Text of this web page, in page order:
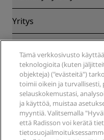
Blog
Kohteet
Tulevat hotellit
Radisson Hotels -sovellus
Sports Approved -hotellit
Perheystävälliset hotellit
Terveys ja turvallisuus
Yhteistyökumppanit
Yritys
Radisson Hotel Group
Media
Työpaikat RHG
Työpaikat PPHE
Työpaikat EHL
The Club by RHG
Kehitysmahdollisuudet
Vastuullinen liiketoiminta
Hankinta
Tietosuojakeskus
Oikeudellinen huomautus
Radisson Rewards -ehdot
Sivuston käyttösopimus
Digitaalinen
Nykyajan orjuutta
Ohje
Kuluttajailmoitukset
Ota yhteyttä
Usein kysytyt kysymykset
Sivustokartta
Sosiaalinen media
Radisson Hotels -brändit
Tämä verkkosivusto
teknologioita (kuten
objekteja) ("evästeitä")
toimii oikein ja
selauskokemustasi,
ja käyttöä, muistaa
myyntiä. Valitsemalla
että Radisson voi kerätä